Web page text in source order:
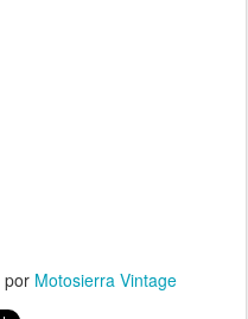
por Motosierra Vintage